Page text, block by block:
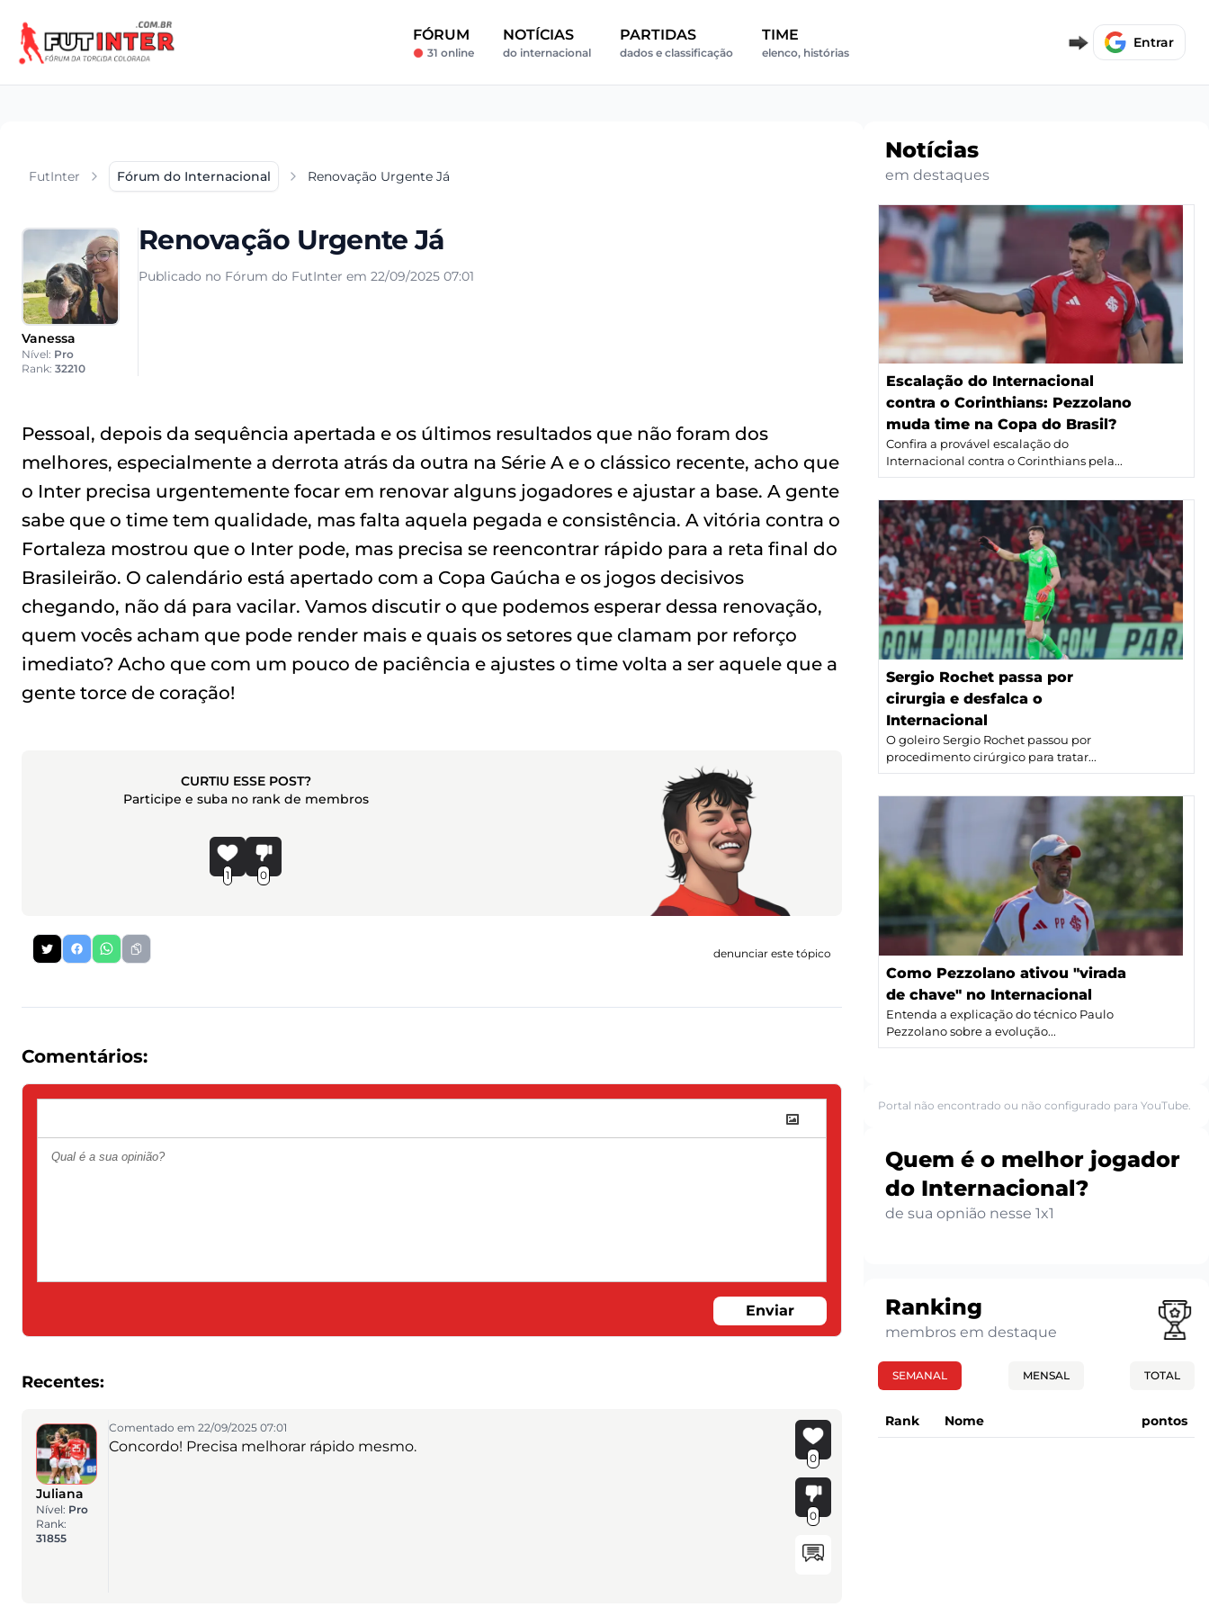
FÓRUM
31 online
NOTÍCIAS
do internacional
PARTIDAS
dados e classificação
TIME
elenco, histórias
Entrar
FutInter Fórum do Internacional Renovação Urgente Já
Vanessa
Nível: Pro
Rank: 32210
Renovação Urgente Já
Publicado no Fórum do FutInter em 22/09/2025 07:01
Pessoal, depois da sequência apertada e os últimos resultados que não foram dos
melhores, especialmente a derrota atrás da outra na Série A e o clássico recente, acho que
o Inter precisa urgentemente focar em renovar alguns jogadores e ajustar a base. A gente
sabe que o time tem qualidade, mas falta aquela pegada e consistência. A vitória contra o
Fortaleza mostrou que o Inter pode, mas precisa se reencontrar rápido para a reta final do
Brasileirão. O calendário está apertado com a Copa Gaúcha e os jogos decisivos
chegando, não dá para vacilar. Vamos discutir o que podemos esperar dessa renovação,
quem vocês acham que pode render mais e quais os setores que clamam por reforço
imediato? Acho que com um pouco de paciência e ajustes o time volta a ser aquele que a
gente torce de coração!
CURTIU ESSE POST?
Participe e suba no rank de membros
1 0
denunciar este tópico
Comentários:
Enviar
Recentes:
Juliana
Nível: Pro
Rank:
31855
Comentado em 22/09/2025 07:01
Concordo! Precisa melhorar rápido mesmo.
0
0
Notícias
em destaques
Escalação do Internacional
contra o Corinthians: Pezzolano
muda time na Copa do Brasil?
Confira a provável escalação do
Internacional contra o Corinthians pela...
Sergio Rochet passa por
cirurgia e desfalca o
Internacional
O goleiro Sergio Rochet passou por
procedimento cirúrgico para tratar...
Como Pezzolano ativou "virada
de chave" no Internacional
Entenda a explicação do técnico Paulo
Pezzolano sobre a evolução...
Portal não encontrado ou não configurado para YouTube.
Quem é o melhor jogador
do Internacional?
de sua opnião nesse 1x1
Ranking
membros em destaque
SEMANAL MENSAL TOTAL
Rank Nome pontos